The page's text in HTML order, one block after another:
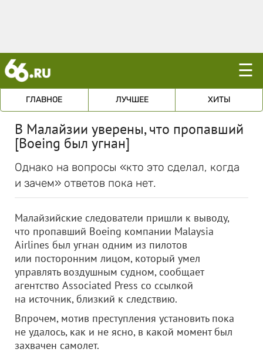
☰
ГЛАВНОЕ ЛУЧШЕЕ ХИТЫ
В Малайзии уверены, что пропавший
[Boeing был угнан]
Однако на вопросы «кто это сделал, когда
и зачем» ответов пока нет.
Малайзийские следователи пришли к выводу,
что пропавший Boeing компании Malaysia
Airlines был угнан одним из пилотов
или посторонним лицом, который умел
управлять воздушным судном, сообщает
агентство Associated Press со ссылкой
на источник, близкий к следствию.
Впрочем, мотив преступления установить пока
не удалось, как и не ясно, в какой момент был
захвачен самолет.